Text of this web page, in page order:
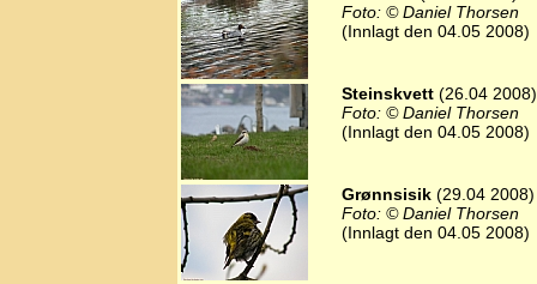
Foto: © Daniel Thorsen
(Innlagt den 04.05 2008)
Steinskvett (26.04 2008)
Foto: © Daniel Thorsen
(Innlagt den 04.05 2008)
Grønnsisik (29.04 2008)
Foto: © Daniel Thorsen
(Innlagt den 04.05 2008)